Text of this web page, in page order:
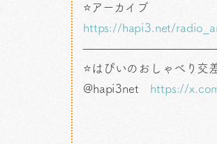
⭐アーカイブ
https://hapi3.net/
⭐はぴいのおしゃべり交
@hapi3net https://